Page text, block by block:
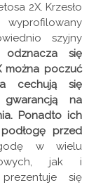
2X. Krzesło
szyjny
odznacza się
można poczuć
cechują się
na
Ponadto ich
przed
w wielu
jak i
się